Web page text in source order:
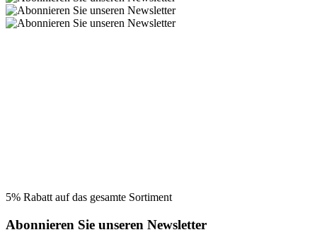
5% Rabatt auf das gesamte Sortiment
Abonnieren Sie unseren Newsletter